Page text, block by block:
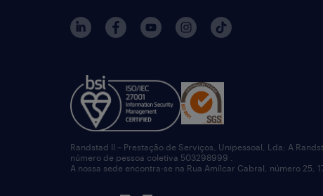
Randstad II – Prestação de Serviços, Unipessoal, Lda; A
número de pessoa coletiva 503298999 .
A nossa sede encontra-se na Rua Amílcar Cabral, número 25,